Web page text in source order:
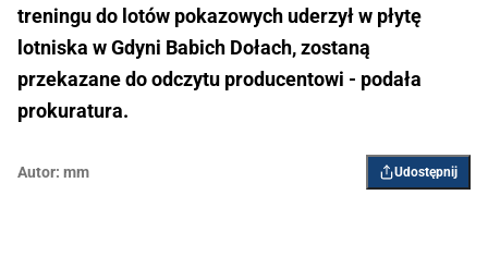
treningu do lotów pokazowych uderzył w płytę
lotniska w Gdyni Babich Dołach, zostaną
przekazane do odczytu producentowi - podała
prokuratura.
Autor: mm Udostępnij